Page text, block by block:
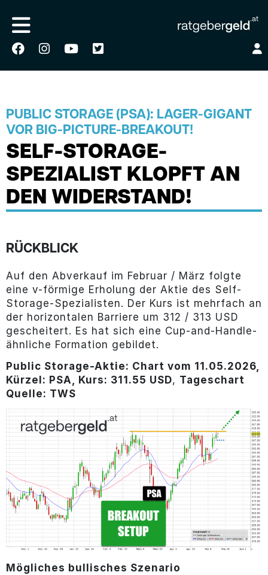
PUBLIC STORAGE (PSA): LAGER-GIGANT
VOR BIG-PICTURE-BREAKOUT!
SELF-STORAGE-
SPEZIALIST KLOPFT AN
DEN WIDERSTAND!
RÜCKBLICK
Auf den Abverkauf im Februar / März folgte
eine v-förmige Erholung der Aktie des Self-
Storage-Spezialisten. Der Kurs ist mehrfach an
der horizontalen Barriere um 312 / 313 USD
gescheitert. Es hat sich eine Cup-and-Handle-
ähnliche Formation gebildet.
Public Storage-Aktie: Chart vom 11.05.2026,
Kürzel: PSA, Kurs: 311.55 USD, Tageschart
Quelle: TWS
Mögliches bullisches Szenario